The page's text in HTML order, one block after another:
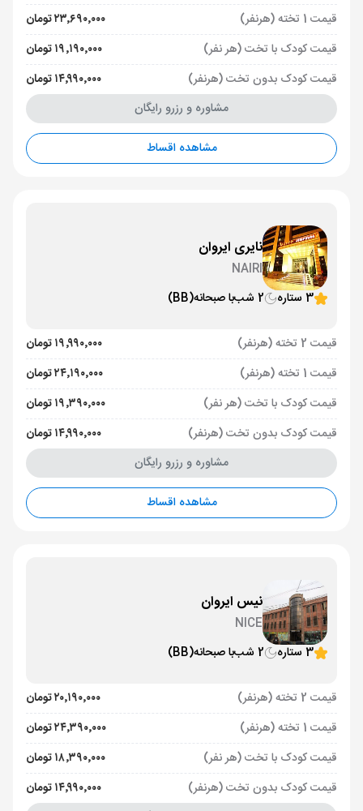
قیمت 1 تخته (هرنفر)
۲۳٬۶۹۰٬۰۰۰ تومان
قیمت کودک با تخت (هر نفر)
۱۹٬۱۹۰٬۰۰۰ تومان
قیمت کودک بدون تخت (هرنفر)
۱۴٬۹۹۰٬۰۰۰ تومان
مشاوره و رزرو رایگان
مشاهده اقساط
نایری ایروان
NAIRI
3 ستاره
2 شب با صبحانه(BB)
قیمت 2 تخته (هرنفر)
۱۹٬۹۹۰٬۰۰۰ تومان
قیمت 1 تخته (هرنفر)
۲۴٬۱۹۰٬۰۰۰ تومان
قیمت کودک با تخت (هر نفر)
۱۹٬۳۹۰٬۰۰۰ تومان
قیمت کودک بدون تخت (هرنفر)
۱۴٬۹۹۰٬۰۰۰ تومان
مشاوره و رزرو رایگان
مشاهده اقساط
نیس ایروان
NICE
3 ستاره
2 شب با صبحانه(BB)
قیمت 2 تخته (هرنفر)
۲۰٬۱۹۰٬۰۰۰ تومان
قیمت 1 تخته (هرنفر)
۲۴٬۳۹۰٬۰۰۰ تومان
قیمت کودک با تخت (هر نفر)
۱۸٬۳۹۰٬۰۰۰ تومان
قیمت کودک بدون تخت (هرنفر)
۱۴٬۹۹۰٬۰۰۰ تومان